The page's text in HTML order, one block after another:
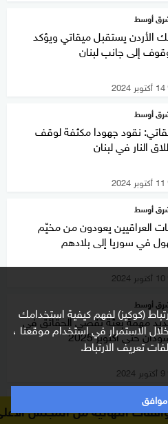
(كوكيز) لفهم كيفية استخدامك
الاستمرار في استخدام موقعنا ،
تعريف الارتباط.
موافق
أوسط
الأردن يستقبل ميقاتي ويؤكد
إلى جانب لبنان
14 أكتوبر 2024
أوسط
نقود جهودا مكثفة لوقف
النار في لبنان
11 أكتوبر 2024
أوسط
العراقيين يعودون من مخيّم
في سوريا إلى بلادهم
10 أكتوبر 2024
أوسط
مهمة بعثة تقصي الحقائق في
حتى أكتوبر 2025
9 أكتوبر 2024
شرق أوسط
إعلان نسبة المشاركة
الأعلى للأمن القومي